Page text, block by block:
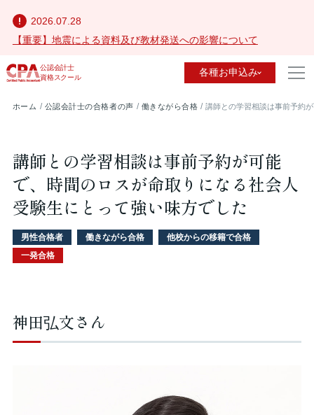
2026.07.28
【重要】地震による資料及び教材発送への影響について
公認会計士
資格スクール
各種お申込み
ホーム 公認会計士の合格者の声 働きながら合格 講師との学習相談は事前予約
講師との学習相談は事前予約が可能
で、時間のロスが命取りになる社会人
受験生にとって強い味方でした
男性合格者 働きながら合格
他校からの移籍で合格
一発合格
神田弘文さん